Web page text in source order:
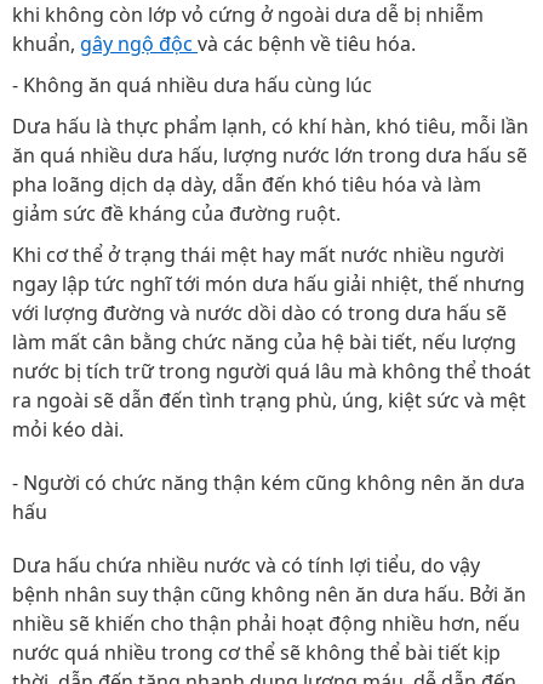
khi không còn lớp vỏ cứng ở ngoài dưa dễ bị nhiễm
khuẩn, gây ngộ độc và các bệnh về tiêu hóa.
- Không ăn quá nhiều dưa hấu cùng lúc
Dưa hấu là thực phẩm lạnh, có khí hàn, khó tiêu, mỗi lần
ăn quá nhiều dưa hấu, lượng nước lớn trong dưa hấu sẽ
pha loãng dịch dạ dày, dẫn đến khó tiêu hóa và làm
giảm sức đề kháng của đường ruột.
Khi cơ thể ở trạng thái mệt hay mất nước nhiều người
ngay lập tức nghĩ tới món dưa hấu giải nhiệt, thế nhưng
với lượng đường và nước dồi dào có trong dưa hấu sẽ
làm mất cân bằng chức năng của hệ bài tiết, nếu lượng
nước bị tích trữ trong người quá lâu mà không thể thoát
ra ngoài sẽ dẫn đến tình trạng phù, úng, kiệt sức và mệt
mỏi kéo dài.
- Người có chức năng thận kém cũng không nên ăn dưa
hấu
Dưa hấu chứa nhiều nước và có tính lợi tiểu, do vậy
bệnh nhân suy thận cũng không nên ăn dưa hấu. Bởi ăn
nhiều sẽ khiến cho thận phải hoạt động nhiều hơn, nếu
nước quá nhiều trong cơ thể sẽ không thể bài tiết kịp